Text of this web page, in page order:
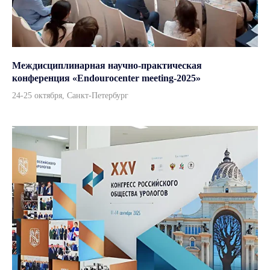
Междисциплинарная научно-практическая
конференция «Endourocenter meeting-2025»
24-25 октября, Санкт-Петербург
Стерилизация и дезинфекция
Каталог
Урология
Хирургия
Гинекология
Анестезиология
Эндоскопия
Терапия